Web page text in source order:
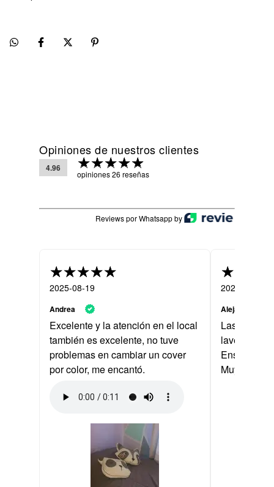
Opiniones de nuestros clientes
4.96
opiniones 26 reseñas
Reviews por Whatsapp by
2025-08-19
Andrea
Excelente y la atención en el local
también es excelente, no tuve
problemas en cambiar un cover
por color, me encantó.
2026-07-25
Alejandra
Las
lave y no
Enseguida
Muy lindas!!